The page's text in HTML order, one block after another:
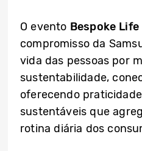
O evento Bespoke
compromisso da
vida das pessoas por
sustentabilidade,
oferecendo
sustentáveis que
rotina diária dos